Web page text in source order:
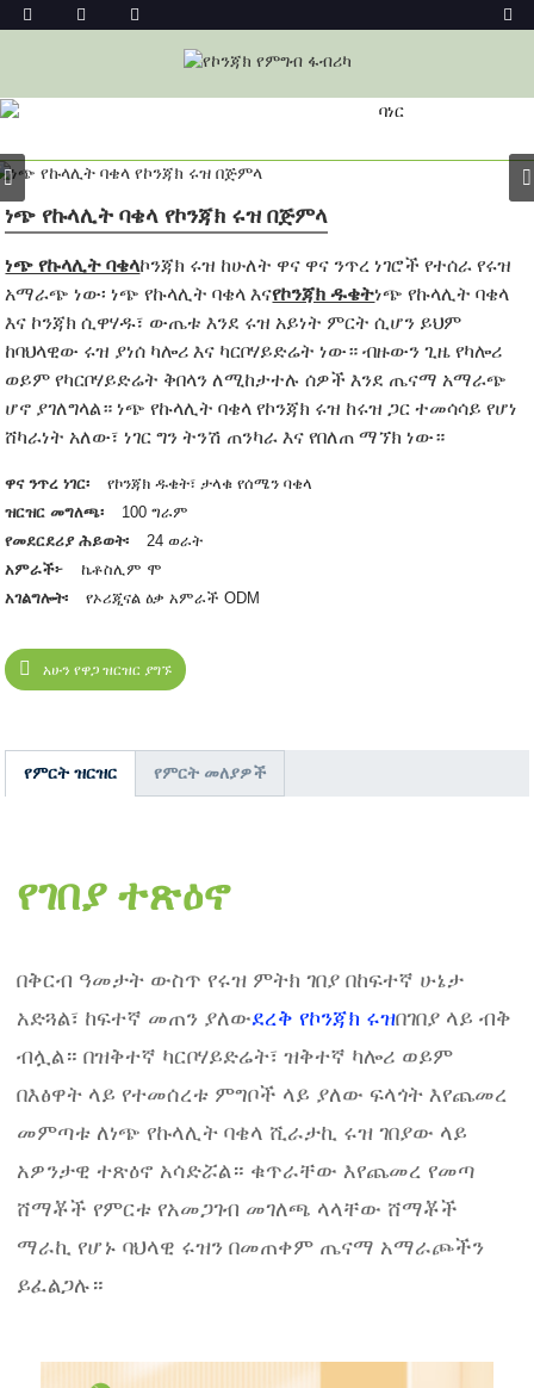
ምርት
ነጭ የኩላሊት ባቄላ የኮንጃክ ሩዝ በጅምላ
ነጭ የኩላሊት ባቄላኮንጃክ ሩዝ ከሁለት ዋና ዋና ንጥረ ነገሮች የተሰራ የሩዝ
አማራጭ ነው፡ ነጭ የኩላሊት ባቄላ እናየኮንጃክ ዱቄትነጭ የኩላሊት ባቄላ
እና ኮንጃክ ሲዋሃዱ፣ ውጤቱ እንደ ሩዝ አይነት ምርት ሲሆን ይህም
ከባህላዊው ሩዝ ያነሰ ካሎሪ እና ካርቦሃይድሬት ነው። ብዙውን ጊዜ የካሎሪ
ወይም የካርቦሃይድሬት ቅበላን ለሚከታተሉ ሰዎች እንደ ጤናማ አማራጭ
ሆኖ ያገለግላል። ነጭ የኩላሊት ባቄላ የኮንጃክ ሩዝ ከሩዝ ጋር ተመሳሳይ የሆነ
ሸካራነት አለው፣ ነገር ግን ትንሽ ጠንካራ እና የበለጠ ማኘክ ነው።
ዋና ንጥረ ነገር፡
የኮንጃክ ዱቄት፣ ታላቁ የሰሜን ባቄላ
ዝርዝር መግለጫ፡
100 ግራም
የመደርደሪያ ሕይወት፡
24 ወራት
አምራች፦
ኬቶስሊም ሞ
አገልግሎት፡
የኦሪጂናል ዕቃ አምራች ODM
አሁን የዋጋ ዝርዝር ያግኙ
የምርት ዝርዝር የምርት መለያዎች
የገበያ ተጽዕኖ
በቅርብ ዓመታት ውስጥ የሩዝ ምትክ ገበያ በከፍተኛ ሁኔታ
አድጓል፣ ከፍተኛ መጠን ያለውደረቅ የኮንጃክ ሩዝበገበያ ላይ ብቅ
ብሏል። በዝቅተኛ ካርቦሃይድሬት፣ ዝቅተኛ ካሎሪ ወይም
በእፅዋት ላይ የተመሰረቱ ምግቦች ላይ ያለው ፍላጎት እየጨመረ
መምጣቱ ለነጭ የኩላሊት ባቄላ ሺራታኪ ሩዝ ገበያው ላይ
አዎንታዊ ተጽዕኖ አሳድሯል። ቁጥራቸው እየጨመረ የመጣ
ሸማቾች የምርቱ የአመጋገብ መገለጫ ላላቸው ሸማቾች
ማራኪ የሆኑ ባህላዊ ሩዝን በመጠቀም ጤናማ አማራጮችን
ይፈልጋሉ።